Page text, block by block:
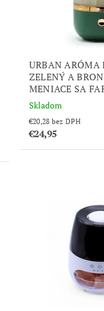
URBAN ARÓMA
ZELENÝ A
MENIACE SA
Skladom
€20,28 bez DPH
€24,95